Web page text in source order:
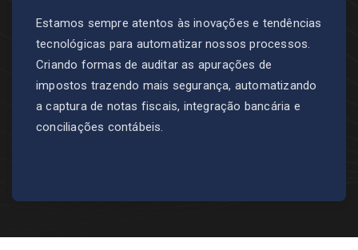
Estamos sempre atentos às inovações e tendências
tecnológicas para automatizar nossos processos.
Criando formas de auditar as apurações de
impostos trazendo mais segurança, automatizando
a captura de notas fiscais, integração bancária e
conciliações contábeis.